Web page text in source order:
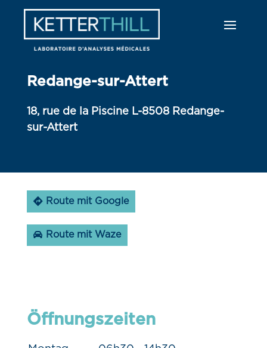
Redange-sur-Attert
18, rue de la Piscine L-8508 Redange-
sur-Attert
Route mit Google
Route mit Waze
Öffnungszeiten